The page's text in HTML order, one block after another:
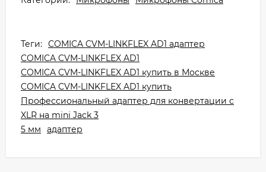
Теги: COMICA CVM-LINKFLEX AD1 адаптер
COMICA CVM-LINKFLEX AD1
COMICA CVM-LINKFLEX AD1 купить в Москве
COMICA CVM-LINKFLEX AD1 купить
Профессиональный адаптер для конвертации c
XLR на mini Jack 3
5 мм
адаптер